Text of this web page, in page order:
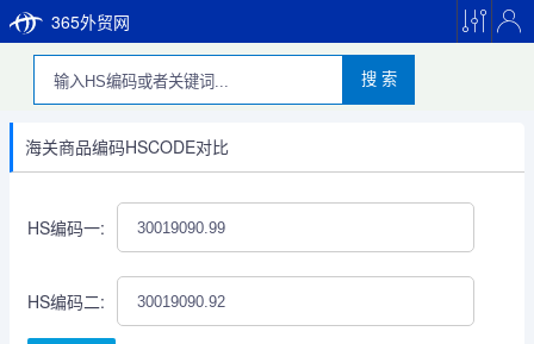
365外贸网
搜 索
海关商品编码HSCODE对比
HS编码一:
HS编码二: